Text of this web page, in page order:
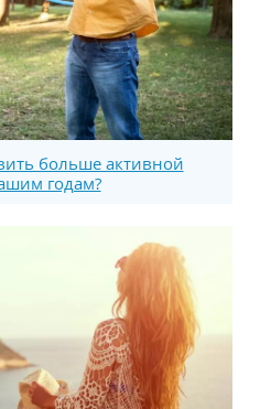
больше активной
годам?